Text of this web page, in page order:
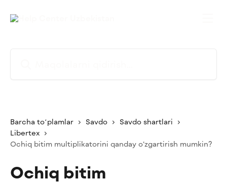
Barcha toʻplamlar Savdo
Savdo shartlari
Libertex
Ochiq bitim multiplikatorini qanday o‘zgartirish mumkin?
Ochiq bitim